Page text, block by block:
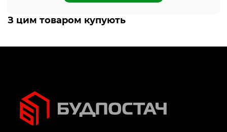
З цим товаром купують